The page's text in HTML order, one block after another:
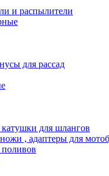
и распылители
для рассад
для шлангов
, адаптеры для